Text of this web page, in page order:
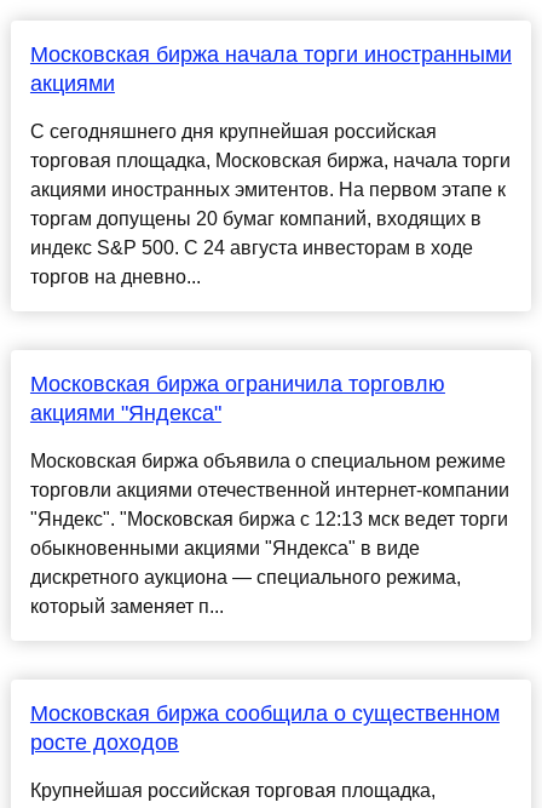
Московская биржа начала торги иностранными
акциями
С сегодняшнего дня крупнейшая российская
торговая площадка, Московская биржа, начала торги
акциями иностранных эмитентов. На первом этапе к
торгам допущены 20 бумаг компаний, входящих в
индекс S&P 500. С 24 августа инвесторам в ходе
торгов на дневно...
Московская биржа ограничила торговлю
акциями "Яндекса"
Московская биржа объявила о специальном режиме
торговли акциями отечественной интернет-компании
"Яндекс". "Московская биржа с 12:13 мск ведет торги
обыкновенными акциями "Яндекса" в виде
дискретного аукциона — специального режима,
который заменяет п...
Московская биржа сообщила о существенном
росте доходов
Крупнейшая российская торговая площадка,